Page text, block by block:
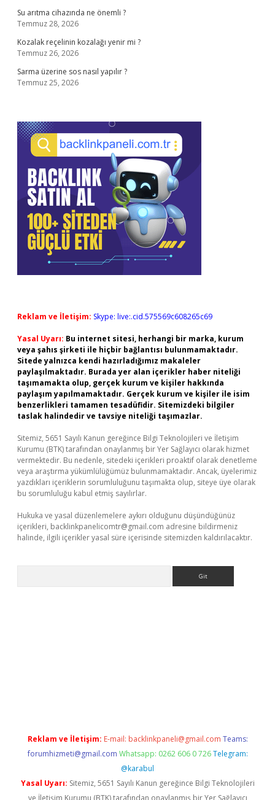
Su arıtma cihazında ne önemli ?
Temmuz 28, 2026
Kozalak reçelinin kozalağı yenir mi ?
Temmuz 26, 2026
Sarma üzerine sos nasıl yapılır ?
Temmuz 25, 2026
Reklam ve İletişim: Skype: live:.cid.575569c608265c69
Yasal Uyarı: Bu internet sitesi, herhangi bir marka, kurum
veya şahıs şirketi ile hiçbir bağlantısı bulunmamaktadır.
Sitede yalnızca kendi hazırladığımız makaleler
paylaşılmaktadır. Burada yer alan içerikler haber niteliği
taşımamakta olup, gerçek kurum ve kişiler hakkında
paylaşım yapılmamaktadır. Gerçek kurum ve kişiler ile isim
benzerlikleri tamamen tesadüfidir. Sitemizdeki bilgiler
taslak halindedir ve tavsiye niteliği taşımazlar.
Sitemiz, 5651 Sayılı Kanun gereğince Bilgi Teknolojileri ve İletişim
Kurumu (BTK) tarafından onaylanmış bir Yer Sağlayıcı olarak hizmet
vermektedir. Bu nedenle, sitedeki içerikleri proaktif olarak denetleme
veya araştırma yükümlülüğümüz bulunmamaktadır. Ancak, üyelerimiz
yazdıkları içeriklerin sorumluluğunu taşımakta olup, siteye üye olarak
bu sorumluluğu kabul etmiş sayılırlar.
Hukuka ve yasal düzenlemelere aykırı olduğunu düşündüğünüz
içerikleri, backlinkpanelicomtr@gmail.com adresine bildirmeniz
halinde, ilgili içerikler yasal süre içerisinde sitemizden kaldırılacaktır.
Reklam ve İletişim: E-mail: backlinkpaneli@gmail.com Teams:
forumhizmeti@gmail.com Whatsapp: 0262 606 0 726 Telegram:
@karabul
Yasal Uyarı: Sitemiz, 5651 Sayılı Kanun gereğince Bilgi Teknolojileri
ve İletişim Kurumu (BTK) tarafından onaylanmış bir Yer Sağlayıcı